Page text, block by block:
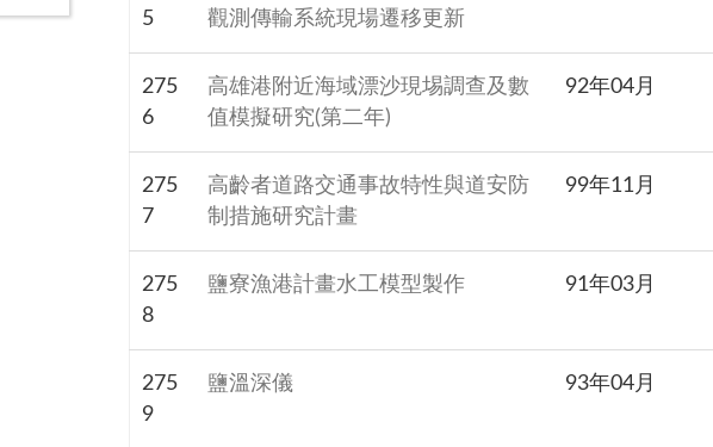
5
觀測傳輸系統現場遷移更新
275
6
高雄港附近海域漂沙現埸調查及數
值模擬研究(第二年)
92年04月
275
7
高齡者道路交通事故特性與道安防
制措施研究計畫
99年11月
275
8
鹽寮漁港計畫水工模型製作 91年03月
275
9
鹽溫深儀 93年04月